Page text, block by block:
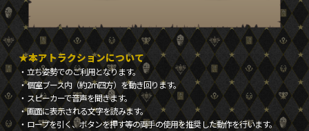
★本アトラクションについて
・立ち姿勢でのご利用となります。
・個室ブース内（約2m四方）を動き回ります。
・スピーカーで音声を聞きます。
・画面に表示される文字を読みます。
・ロープを引く、ボタンを押す等の両手の使用を推奨した動作を行います。